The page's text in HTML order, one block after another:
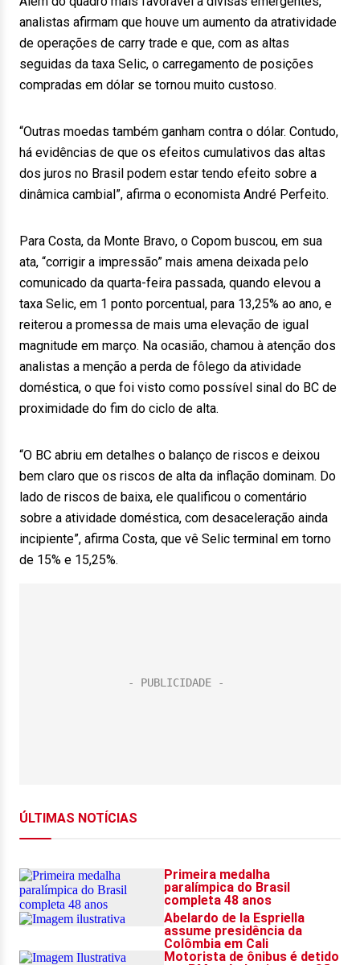
analistas afirmam que houve um aumento da atratividade
de operações de carry trade e que, com as altas
seguidas da taxa Selic, o carregamento de posições
compradas em dólar se tornou muito custoso.
“Outras moedas também ganham contra o dólar. Contudo,
há evidências de que os efeitos cumulativos das altas
dos juros no Brasil podem estar tendo efeito sobre a
dinâmica cambial”, afirma o economista André Perfeito.
Para Costa, da Monte Bravo, o Copom buscou, em sua
ata, “corrigir a impressão” mais amena deixada pelo
comunicado da quarta-feira passada, quando elevou a
taxa Selic, em 1 ponto porcentual, para 13,25% ao ano, e
reiterou a promessa de mais uma elevação de igual
magnitude em março. Na ocasião, chamou à atenção dos
analistas a menção a perda de fôlego da atividade
doméstica, o que foi visto como possível sinal do BC de
proximidade do fim do ciclo de alta.
“O BC abriu em detalhes o balanço de riscos e deixou
bem claro que os riscos de alta da inflação dominam. Do
lado de riscos de baixa, ele qualificou o comentário
sobre a atividade doméstica, com desaceleração ainda
incipiente”, afirma Costa, que vê Selic terminal em torno
de 15% e 15,25%.